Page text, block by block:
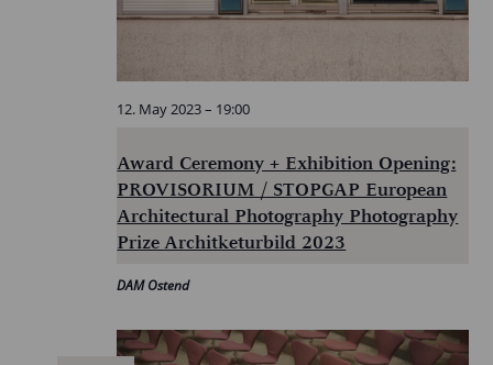
Award Ceremony + Exhibition Opening:
PROVISORIUM / STOPGAP European
Architectural Photography Photography
Prize Architketurbild 2023
12. May 2023 – 19:00
DAM Ostend